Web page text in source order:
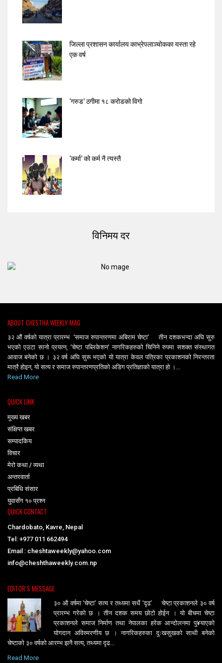
जिल्ला प्रशासन कार्यालय काभ्रेपलाञ्चोकका यस्ता रहे
एक वर्ष
‘गरुड’ ठगीमा १८ करोडको विगो
‘कर्मा’ को कर्म नै त्यस्तै
विनिमय दर
ABOUT CHESTHA WEEKLY MAG
३२ औं वर्षको यात्रा प्रारम्भ ‘समाज रुपान्तरणमा अबिराम चेष्टा’ तीन दशकभन्दा अघि सुरु
भएको एउटा सानो प्रयत्न, ‘चेष्टा पब्लिकेशन’ नागरिकहरुको चिनिने रुपमा सशक्त संस्थागत
आवाज बनेको छ । ३२ वर्ष अघि सुरू भएको यो यात्रा केवल पत्रिका प्रकाशनको निरन्तरता
मात्रै होइन, यो सत्य र समाज रुपान्तरणप्रतिको अडिग प्रतिज्ञाको यात्रा हो ।...
Read More
QUICK LINK
मुख्य खबर
संक्षिप्त खबर
सम्पादकिय
विचार
मेरो कथा / व्यथा
अन्तरवार्ता
प्रबिधि संसार
युवासँग १० प्रश्न
QUICK CONTACT
Chardobato, Kavre, Nepal
Tel: +977 011 662494
Email : cheshtaweekly@yahoo.com
info@cheshthaweekly.com.np
EDITOR’S MESSAGE
३० औ वर्षमा ‘चेष्टा’ सत्य र तथ्यमा सधैं ‘दृढ’ चेष्टा प्रकाशनले ३० वर्ष
प्रारम्भ गरेको छ । तीन दशक समय छोटो होईन । यो बीचमा चेष्टा
प्रकाशनले समाज निर्माण तथा नेपालका हरेक आन्दोलनमा पु¥याएको
योगदान अविस्मरणीय छ । नागरिकहरुका दुःखसुखको साथी बनेको
चेष्टाको ३० वर्षको आरम्भ झनै सत्य, तथ्यमा दृढ...
Read More